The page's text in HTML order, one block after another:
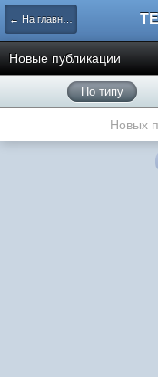
← На главную
Новые публикации
По типу
Новых